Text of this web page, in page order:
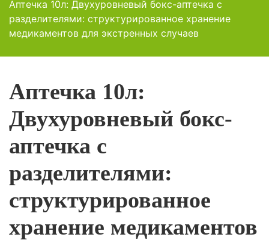
Аптечка 10л: Двухуровневый бокс-аптечка с
разделителями: структурированное хранение
медикаментов для экстренных случаев
Аптечка 10л:
Двухуровневый бокс-
аптечка с
разделителями:
структурированное
хранение медикаментов